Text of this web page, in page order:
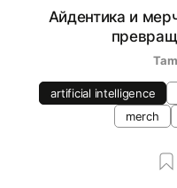
Айдентика и
artificial intelligence
merch